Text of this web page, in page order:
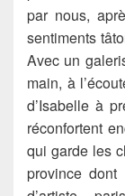
par nous,
sentiments
Avec un
main, à
d’Isabelle à
réconfortent
qui garde les
province